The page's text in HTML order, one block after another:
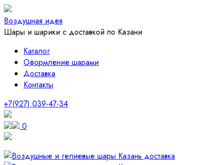
Воздушная идея
Шары и шарики с доставкой по Казани
Каталог
Оформление шарами
Доставка
Контакты
+7(927) 039-47-34
0